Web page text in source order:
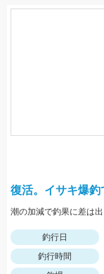
復活。イサキ爆釣
潮の加減で釣果に差は
釣行日
釣行時間